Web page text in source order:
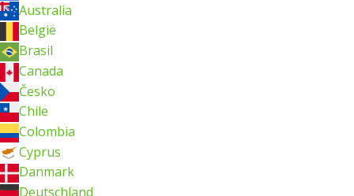
Australia
België
Brasil
Canada
Česko
Chile
Colombia
Cyprus
Danmark
Deutschland